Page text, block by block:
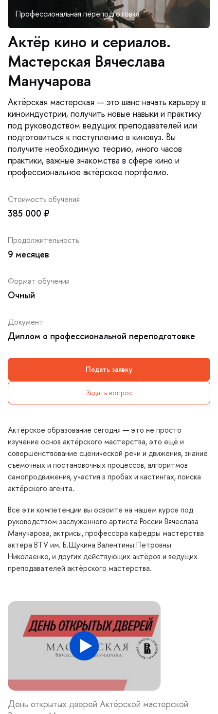
Актёр кино и сериалов.
Мастерская Вячеслава
Манучарова
Актёрская мастерская — это шанс начать карьеру
киноиндустрии, получить новые навыки и практику
под руководством ведущих преподавателей или
подготовиться к поступлению в киновуз. Вы
получите необходимую теорию, много часо
практики, важные знакомства в сфере кино и
профессиональное актёрское портфолио.
Подать заявку
Задать вопрос
Стоимость обучения
385 000 ₽
Продолжительность
9 месяце
Формат обучения
Очный
Документ
Диплом о профессиональной переподготовке
Актёрское образование сегодня — это не просто
изучение основ актёрского мастерства, это ещё и
совершенствование сценической речи и движения, знание
съёмочных и постановочных процессов, алгоритмо
самопродвижения, участия в пробах и кастингах, поиска
актёрского агента.
се эти компетенции вы освоите на нашем курсе под
руководством заслуженного артиста России Вячеслава
Манучарова, актрисы, профессора кафедры мастерства
актёра ВТУ им. Б.Щукина Валентины Петровны
Николаенко, и других действующих актёров и ведущих
преподавателей актёрского мастерства.
День открытых дверей Актёрской мастерской